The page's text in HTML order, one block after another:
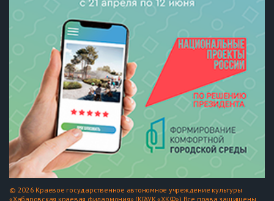
© 2026 Краевое государственное автономное учреждение культуры
«Хабаровская краевая филармония» (КГАУК «ХКФ») Все права защищены